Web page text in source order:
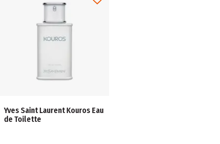
Yves Saint Laurent Kouros Eau
de Toilette